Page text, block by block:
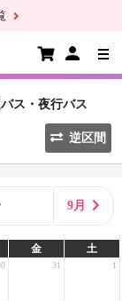
ス・夜行バス
逆区間
9月
金 土
31 1